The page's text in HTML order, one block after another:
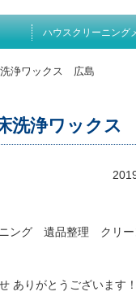
ハウスクリーニング
浄ワックス 広島
洗浄ワックス
ング 遺品整理 クリー
ありがとうございます！